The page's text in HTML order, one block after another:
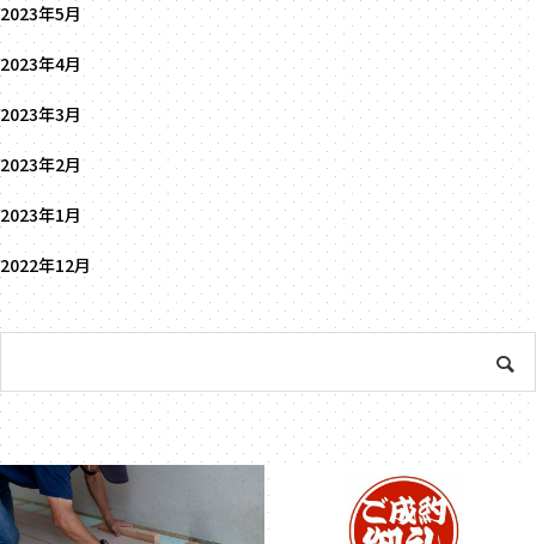
2023年5月
2023年4月
2023年3月
2023年2月
2023年1月
2022年12月